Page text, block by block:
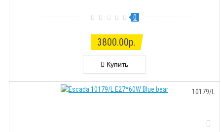
0
3800.00р.
Купить
10179/L